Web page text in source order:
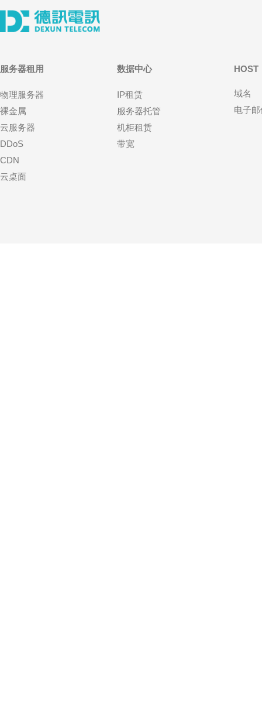
服务器租用
物理服务器
裸金属
云服务器
DDoS
CDN
云桌面
数据中心
IP租赁
服务器托管
机柜租赁
带宽
HOST
域名
电子